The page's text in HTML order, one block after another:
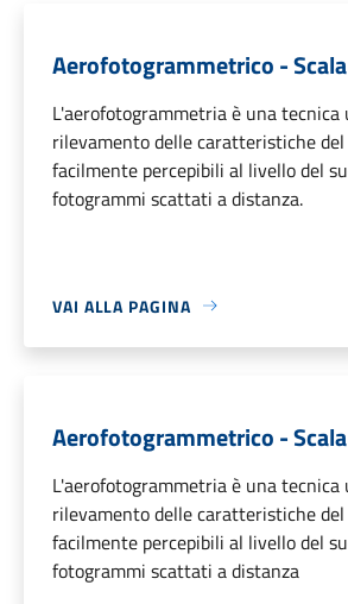
Aerofotogrammetrico -
L'aerofotogrammetria è una tecnica
rilevamento delle caratteristiche
facilmente percepibili al livello del
fotogrammi scattati a distanza.
VAI ALLA PAGINA
Aerofotogrammetrico -
L'aerofotogrammetria è una tecnica
rilevamento delle caratteristiche
facilmente percepibili al livello del
fotogrammi scattati a distanza